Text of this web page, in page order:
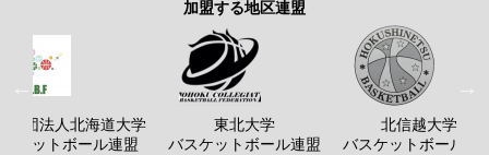
加盟する地区連盟
社団法人北海道大学
ケットボール連盟
東北大学
バスケットボール連盟
北信越大学
バスケットボール連